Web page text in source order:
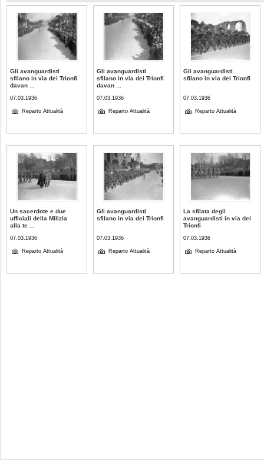
Gli avanguardisti
sfilano in via dei Trionfi
davan ...
07.03.1936
Reparto Attualità
Gli avanguardisti
sfilano in via dei Trionfi
davan ...
07.03.1936
Reparto Attualità
Gli avanguardisti
sfilano in via dei Trionfi
07.03.1936
Reparto Attualità
Un sacerdote e due
ufficiali della Milizia
alla te ...
07.03.1936
Reparto Attualità
Gli avanguardisti
sfilano in via dei Trionfi
07.03.1936
Reparto Attualità
La sfilata degli
avanguardisti in via dei
Trionfi
07.03.1936
Reparto Attualità